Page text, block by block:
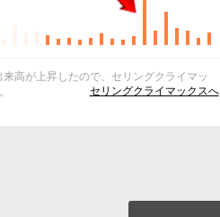
高が上昇したので、セリングクライマッ
セリングクライマックスへ